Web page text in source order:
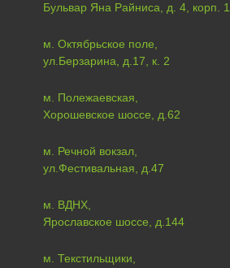
Бульвар Яна Райниса, д. 4, корп. 1
м. Октябрьское поле,
ул.Берзарина, д.17, к. 2
м. Полежаевская,
Хорошевское шоссе, д.62
м. Речной вокзал,
ул.Фестивальная, д.47
м. ВДНХ,
Ярославское шоссе, д.144
м. Текстильщики,